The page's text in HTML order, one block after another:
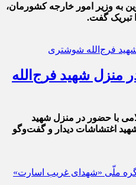
به وزیر امور خارجه کشورمان،
تبریک گفت.
شهید فرج‌الله
با حضور در منزل شهید
اغتشاشات دیدار و گفت‌وگو